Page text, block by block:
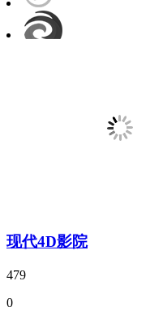
现代4D影院
479
0